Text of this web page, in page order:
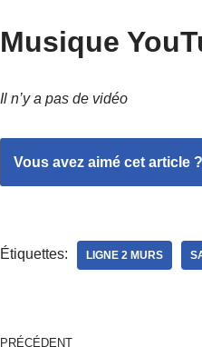
Musique
Il n’y a pas de vidéo
Vous avez aimé cet article
Étiquettes: LIGNE 2 MURS
PRÉCÉDENT